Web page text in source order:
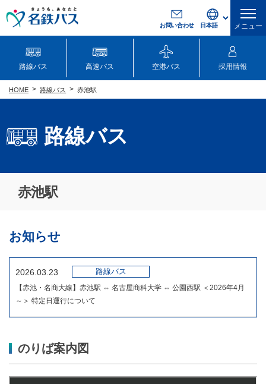
お問い合わせ メニュー
路線バス 高速バス 空港バス 採用情報
路線バス
HOME 路線バス 赤池駅
赤池駅
お知らせ
2026.03.23 路線バス
【赤池・名商大線】赤池駅 ⇔ 名古屋商科大学 ⇔ 公園西駅 ＜2026年4月
～＞ 特定日運行について
のりば案内図